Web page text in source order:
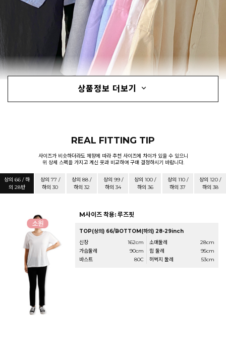
상품정보 더보기
REAL FITTING TIP
사이즈가 비슷하더라도 체향에 따라 추천 사이즈에 차이가 있을 수 있으니
위 상세 스펙을 가지고 계신 옷과 비교하여 구매 결정하시기 바랍니다.
상의 66 / 하
의 28반
상의 77 /
하의 30
상의 88 /
하의 32
상의 99 /
하의 34
상의 100 /
하의 36
상의 110 /
하의 37
상의 120 /
하의 38
M사이즈 착용: 루즈핏
TOP(상의) 66/BOTTOM(하의) 28-29inch
신장
162cm
가슴둘레
90cm
바스트
80C
소매둘레
28cm
힙 둘레
95cm
허벅지 둘레
53cm